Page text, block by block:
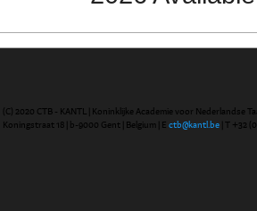
(C) 2020 CTB - KANTL | Koninklijke Academie voor Nederlandse
Koningstraat 18 | b-9000 Gent | Belgium | E ctb@kantl.be | T +32